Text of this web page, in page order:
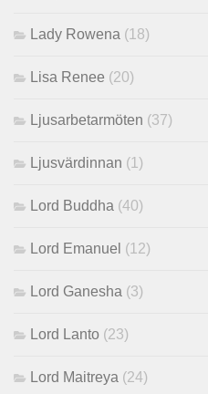
Lady Rowena (18)
Lisa Renee (20)
Ljusarbetarmöten (37)
Ljusvärdinnan (1)
Lord Buddha (40)
Lord Emanuel (12)
Lord Ganesha (3)
Lord Lanto (23)
Lord Maitreya (24)